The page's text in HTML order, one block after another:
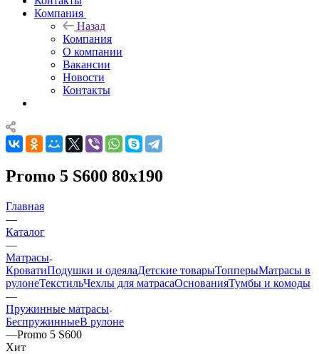
Компания
Назад
Компания
О компании
Вакансии
Новости
Контакты
Promo 5 S600 80x190
Главная
—
Каталог
—
Матрасы
КроватиПодушки и одеялаДетские товарыТопперыМатрасы в
рулонеТекстильЧехлы для матрасаОснованияТумбы и комоды
—
Пружинные матрасы
БеспружинныеВ рулоне
—Promo 5 S600
Хит